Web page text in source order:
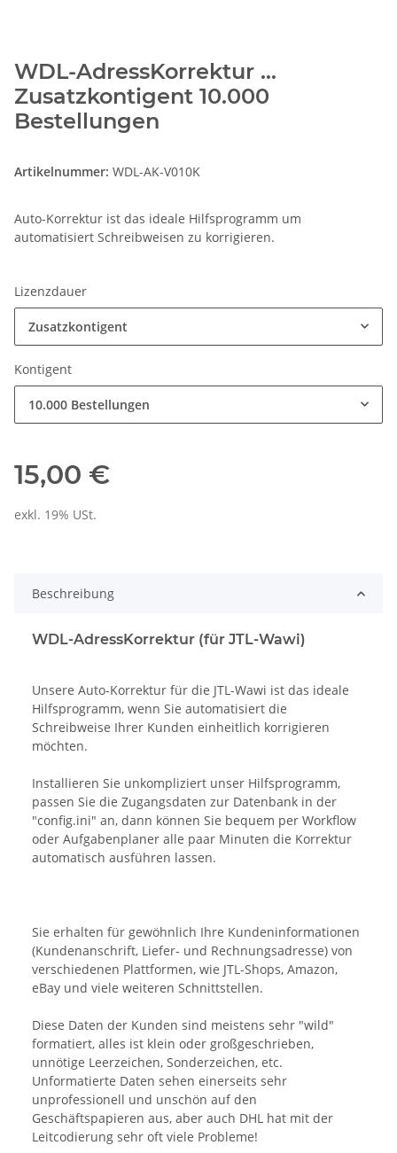
WDL-AdressKorrektur ...
Zusatzkontigent 10.000
Bestellungen
Artikelnummer: WDL-AK-V010K
Auto-Korrektur ist das ideale Hilfsprogramm um
automatisiert Schreibweisen zu korrigieren.
Lizenzdauer
Zusatzkontigent
Kontigent
10.000 Bestellungen
15,00 €
exkl. 19% USt.
Beschreibung
WDL-AdressKorrektur (für JTL-Wawi)
Unsere Auto-Korrektur für die JTL-Wawi ist das ideale
Hilfsprogramm, wenn Sie automatisiert die
Schreibweise Ihrer Kunden einheitlich korrigieren
möchten.
Installieren Sie unkompliziert unser Hilfsprogramm,
passen Sie die Zugangsdaten zur Datenbank in der
"config.ini" an, dann können Sie bequem per Workflow
oder Aufgabenplaner alle paar Minuten die Korrektur
automatisch ausführen lassen.
Sie erhalten für gewöhnlich Ihre Kundeninformationen
(Kundenanschrift, Liefer- und Rechnungsadresse) von
verschiedenen Plattformen, wie JTL-Shops, Amazon,
eBay und viele weiteren Schnittstellen.
Diese Daten der Kunden sind meistens sehr "wild"
formatiert, alles ist klein oder großgeschrieben,
unnötige Leerzeichen, Sonderzeichen, etc.
Unformatierte Daten sehen einerseits sehr
unprofessionell und unschön auf den
Geschäftspapieren aus, aber auch DHL hat mit der
Leitcodierung sehr oft viele Probleme!